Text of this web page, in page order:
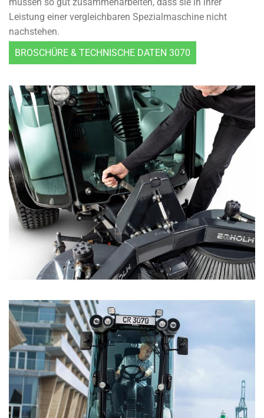
Leistung einer vergleichbaren Spezialmaschine nicht
nachstehen.
BROSCHÜRE & TECHNISCHE DATEN 3070